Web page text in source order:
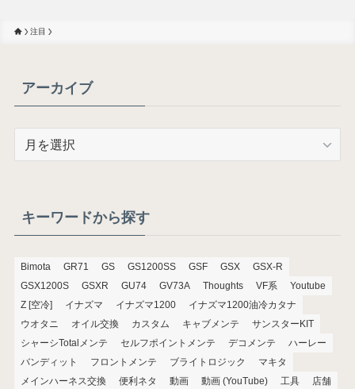
注目
アーカイブ
ブキーワードから探す
Bimota GR71 GS GS1200SS GSF GSX
GSX-R
GSX1200S
GSXR GU74 GV73A Thoughts VF系
Youtube
Z [空冷]
イナズマ イナズマ1200
イナズマ1200油冷カタナ
ウオタニ
オイル交換 カスタム キャブメンテ
サンスターKIT
シャーシTotalメンテ
セルフポイントメンテ デコメンテ
ハーレー
バンディット
フロントメンテ ブライトロジック
マキタ
メインハーネス交換
便利ネタ 動画 動画 (YouTube) 工具 店舗